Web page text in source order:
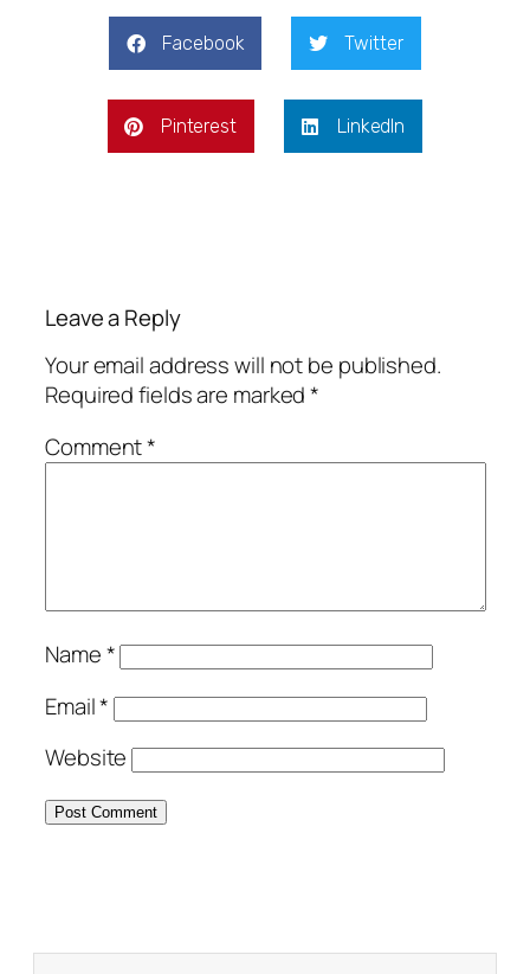
Facebook Twitter
Pinterest LinkedIn
Leave a Reply
Your email address will not be published.
Required fields are marked*
Comment*
Name*
Email*
Website